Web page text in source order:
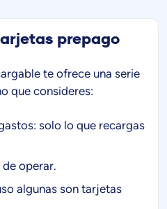
prepago
te ofrece una serie
que consideres:
solo lo que recargas
operar.
algunas son tarjetas